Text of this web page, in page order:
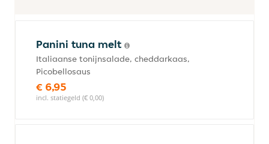
Panini tuna melt
Italiaanse tonijnsalade, cheddarkaas,
Picobellosaus
€ 6,95
incl. statiegeld (€ 0,00)